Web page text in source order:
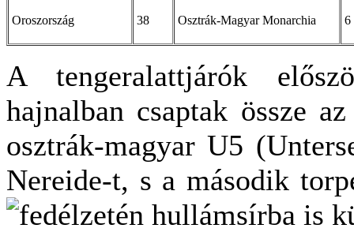
Oroszország 38 Osztrák-Magyar Monarchia 6
A tengeralattjárók
hajnalban csaptak össze
osztrák-magyar U5
Nereide-t, s a második
fedélzetén hullámsírba is